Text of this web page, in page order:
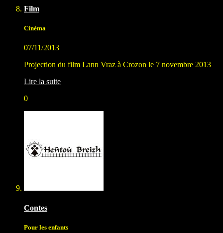
Film
Cinéma
07/11/2013
Projection du film Lann Vraz à Crozon le 7 novembre 2013
Lire la suite
0
Contes
Pour les enfants